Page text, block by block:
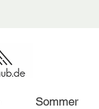
Sommer